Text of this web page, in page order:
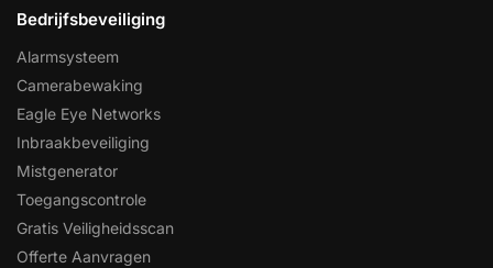
Bedrijfsbeveiliging
Alarmsysteem
Camerabewaking
Eagle Eye Networks
Inbraakbeveiliging
Mistgenerator
Toegangscontrole
Gratis Veiligheidsscan
Offerte Aanvragen